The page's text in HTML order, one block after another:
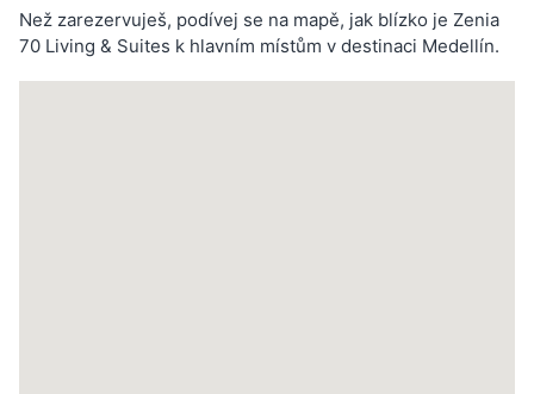
Než zarezervuješ, podívej se na mapě, jak blízko je Zenia
70 Living & Suites k hlavním místům v destinaci Medellín.